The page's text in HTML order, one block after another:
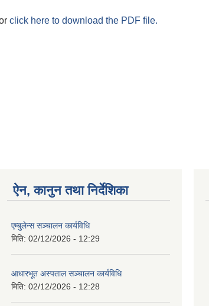
click here to download the PDF file.
ऐन, कानुन तथा निर्देशिका
एम्बुलेन्स सञ्चालन कार्यविधि
मिति: 02/12/2026 - 12:29
आधारभूत अस्पताल सञ्चालन कार्यविधि
मिति: 02/12/2026 - 12:28